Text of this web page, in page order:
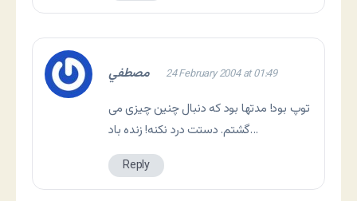
مصطفي 24 February 2004 at 01:49
توپ بود! مدتها بود که دنبال چنين چيزی می
گشتم. دستت درد نکنه! زنده باد…
Reply